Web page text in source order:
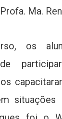
Ma.
os
de
situações